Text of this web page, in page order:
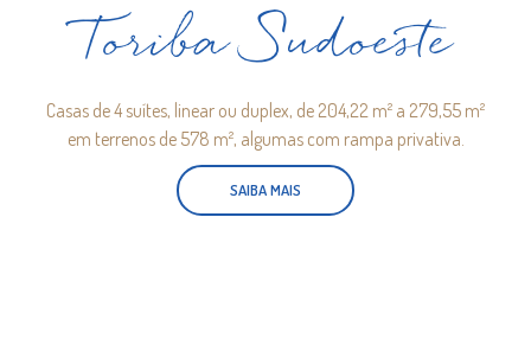
Toriba Sudoeste
Casas de 4 suítes, linear ou duplex, de 204,22 m² a 279,55 m²
em terrenos de 578 m², algumas com rampa privativa.
SAIBA MAIS